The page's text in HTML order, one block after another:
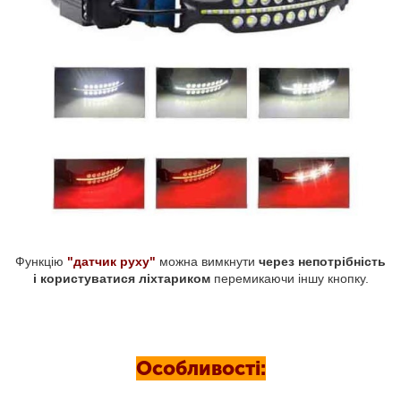
Функцію "датчик руху" можна вимкнути через непотрібність
і користуватися ліхтарикомперемикаючи іншу кнопку.
Особливості: